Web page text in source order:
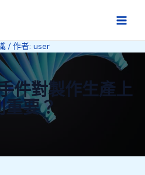
Main
/ 作者: user
件對製作生產上
重要？